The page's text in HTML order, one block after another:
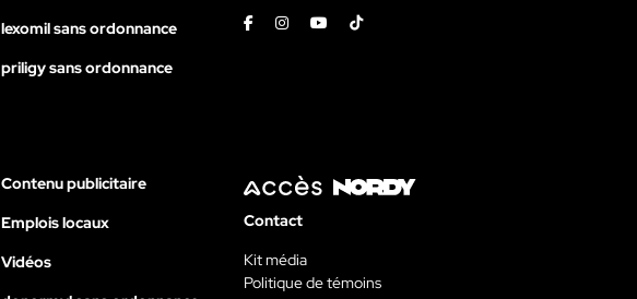
lexomil sans ordonnance
priligy sans ordonnance
FacebookInstagramYoutubeTiktok
Contenu publicitaire
Emplois locaux
Vidéos
Contact
Kit média
Politique de témoins